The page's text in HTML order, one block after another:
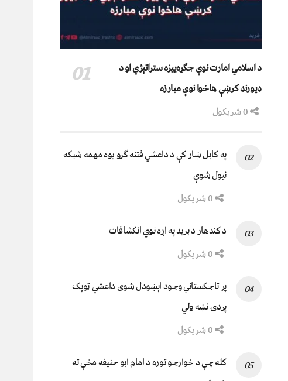
د اسلامي امارت نوې جګړه‌ییزه ستراتېژي او د
ډیورنډ کرښې هاخوا نوې مبارزه
په کابل ښار کې د داعشي فتنه ګرو يوه مهمه شبکه
نيول شوې
د کندهار د برید په اړه نوي انکشافات
پر تاجکستاني وجود اېښودل شوی داعشي ټوپک
پردۍ نښه ولي
کله چې د خوارجو توره د امام ابو حنیفه مخې ته